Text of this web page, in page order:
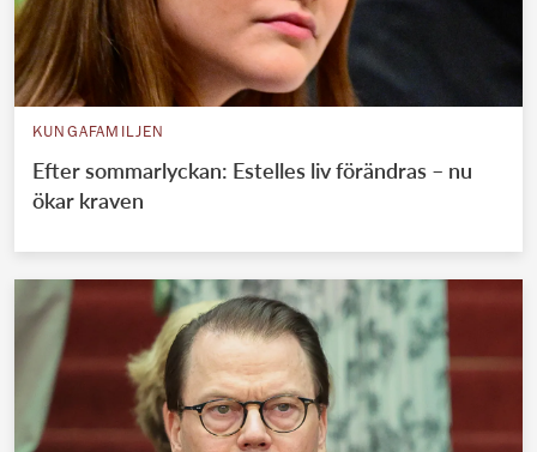
KUNGAFAMILJEN
Efter sommarlyckan: Estelles liv förändras – nu
ökar kraven